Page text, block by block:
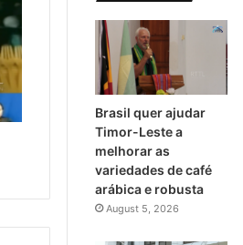
Brasil quer ajudar
Timor-Leste a
melhorar as
variedades de café
arábica e robusta
August 5, 2026